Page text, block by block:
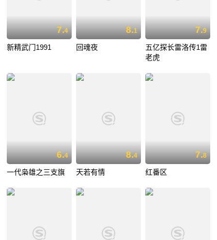
7.4
新精武门1991
8.1
回魂夜
7.9
五亿探长雷洛传1雷
老虎
6.4
一代枭雄之三支旗
8.4
天若有情
7.8
红番区